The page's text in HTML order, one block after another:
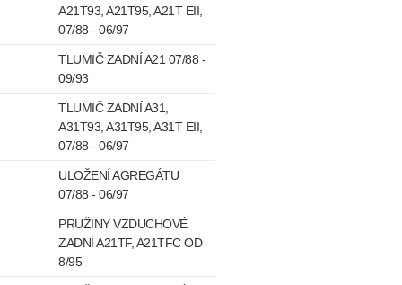
A21T93, A21T95, A21T EII,
07/88 - 06/97
TLUMIČ ZADNÍ A21 07/88 -
09/93
TLUMIČ ZADNÍ A31,
A31T93, A31T95, A31T EII,
07/88 - 06/97
ULOŽENÍ AGREGÁTU
07/88 - 06/97
PRUŽINY VZDUCHOVÉ
ZADNÍ A21TF, A21TFC OD
8/95